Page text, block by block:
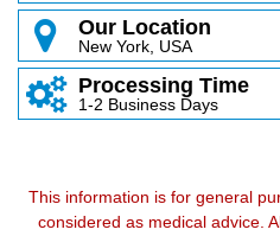
Our Location
New York, USA
Processing Time
1-2 Business Days
This information is for general
considered as medical advice.